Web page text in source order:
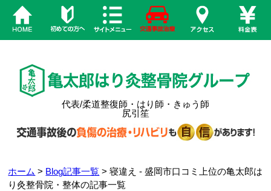
代表/柔道整復師・はり師・きゅう師
尻引笙
ホーム > Blog記事一覧 > 寝違え - 盛岡市口コミ上位の亀太郎は
り灸整骨院・整体の記事一覧